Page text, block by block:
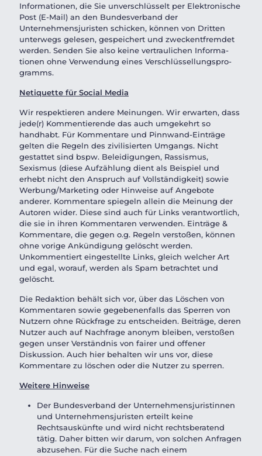
Informa­tionen, die Sie unverschlüsselt per Elektro­nische
Post (E-Mail) an den Bundesverband der
Unternehmensjuristen schicken, können von Dritten
unterwegs gelesen, gespeichert und zweckent­fremdet
werden. Senden Sie also keine vertrau­lichen Informa­
tionen ohne Verwendung eines Verschlüs­se­llungs­pro­
gramms.
Netiquette für Social Media
Wir respektieren andere Meinungen. Wir erwarten, dass
jede(r) Kommentierende das auch umgekehrt so
handhabt. Für Kommentare und Pinnwand-Einträge
gelten die Regeln des zivilisierten Umgangs. Nicht
gestattet sind bspw. Beleidigungen, Rassismus,
Sexismus (diese Aufzählung dient als Beispiel und
erhebt nicht den Anspruch auf Vollständigkeit) sowie
Werbung/Marketing oder Hinweise auf Angebote
anderer. Kommentare spiegeln allein die Meinung der
Autoren wider. Diese sind auch für Links verantwortlich,
die sie in ihren Kommentaren verwenden. Einträge &
Kommentare, die gegen o.g. Regeln verstoßen, können
ohne vorige Ankündigung gelöscht werden.
Unkommentiert eingestellte Links, gleich welcher Art
und egal, worauf, werden als Spam betrachtet und
gelöscht.
Die Redaktion behält sich vor, über das Löschen von
Kommentaren sowie gegebenenfalls das Sperren von
Nutzern ohne Rückfrage zu entscheiden. Beiträge, deren
Nutzer auch auf Nachfrage anonym bleiben, verstoßen
gegen unser Verständnis von fairer und offener
Diskussion. Auch hier behalten wir uns vor, diese
Kommentare zu löschen oder die Nutzer zu sperren.
Weitere Hinweise
Der Bundesverband der Unternehmensjuristinnen
und Unternehmensjuristen erteilt keine
Rechtsauskünfte und wird nicht rechtsberatend
tätig. Daher bitten wir darum, von solchen Anfragen
abzusehen. Für die Suche nach einem